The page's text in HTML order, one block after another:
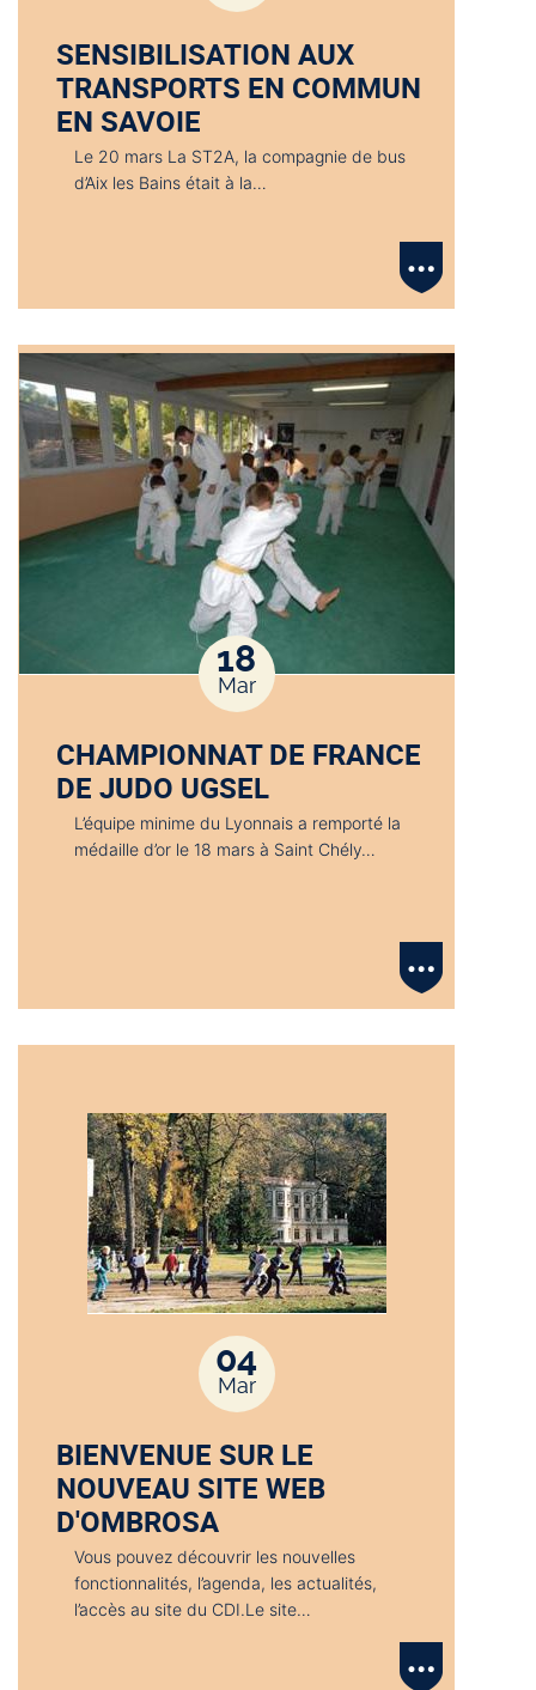
SENSIBILISATION AUX
TRANSPORTS EN COMMUN
EN SAVOIE
Le 20 mars La ST2A, la compagnie de bus
d’Aix les Bains était à la…
18
Mar
CHAMPIONNAT DE FRANCE
DE JUDO UGSEL
L’équipe minime du Lyonnais a remporté la
médaille d’or le 18 mars à Saint Chély…
04
Mar
BIENVENUE SUR LE
NOUVEAU SITE WEB
D'OMBROSA
Vous pouvez découvrir les nouvelles
fonctionnalités, l’agenda, les actualités,
l’accès au site du CDI.Le site…